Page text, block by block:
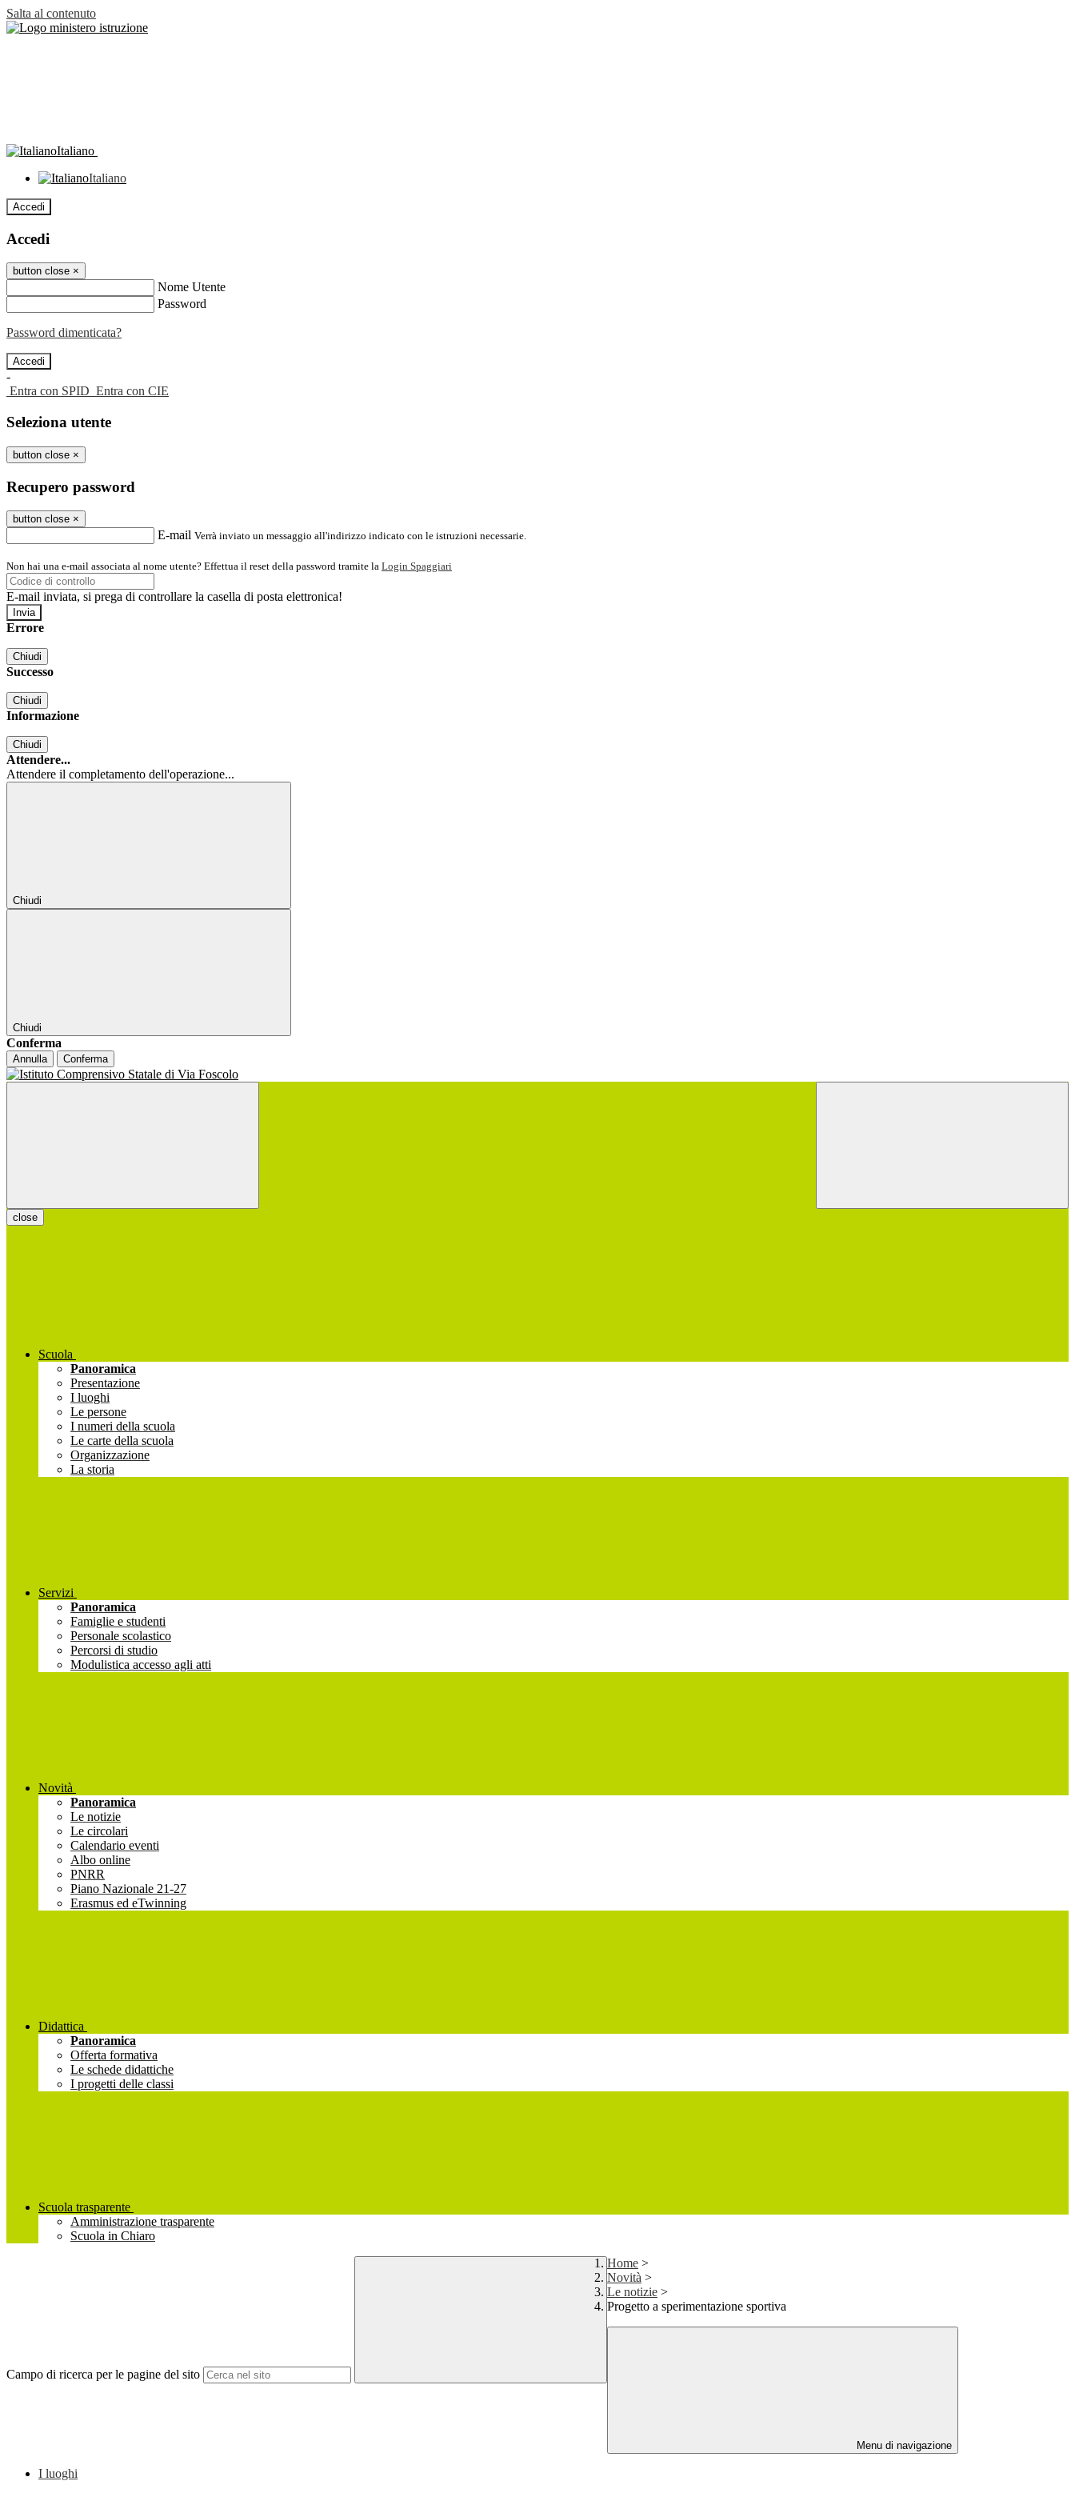
Salta al contenuto
Italiano
Italiano
Accedi
Accedi
button close ×
Nome Utente
Password
Password dimenticata?
-
Entra con SPID Entra con CIE
Seleziona utente
button close ×
Recupero password
button close ×
E-mail Verrà inviato un messaggio all'indirizzo indicato con le istruzioni necessarie.
Non hai una e-mail associata al nome utente? Effettua il reset della password tramite la Login Spaggiari
E-mail inviata, si prega di controllare la casella di posta elettronica!
Errore
Chiudi
Successo
Chiudi
Informazione
Chiudi
Attendere...
Attendere il completamento dell'operazione...
Chiudi
Chiudi
Conferma
Annulla Conferma
close
Scuola
Panoramica
Presentazione
I luoghi
Le persone
I numeri della scuola
Le carte della scuola
Organizzazione
La storia
Servizi
Panoramica
Famiglie e studenti
Personale scolastico
Percorsi di studio
Modulistica accesso agli atti
Novità
Panoramica
Le notizie
Le circolari
Calendario eventi
Albo online
PNRR
Piano Nazionale 21-27
Erasmus ed eTwinning
Didattica
Panoramica
Offerta formativa
Le schede didattiche
I progetti delle classi
Scuola trasparente
Amministrazione trasparente
Scuola in Chiaro
Campo di ricerca per le pagine del sito
Home >
Novità >
Le notizie >
Progetto a sperimentazione sportiva
Menu di navigazione
I luoghi